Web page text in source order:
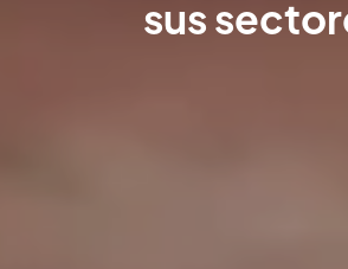
sus